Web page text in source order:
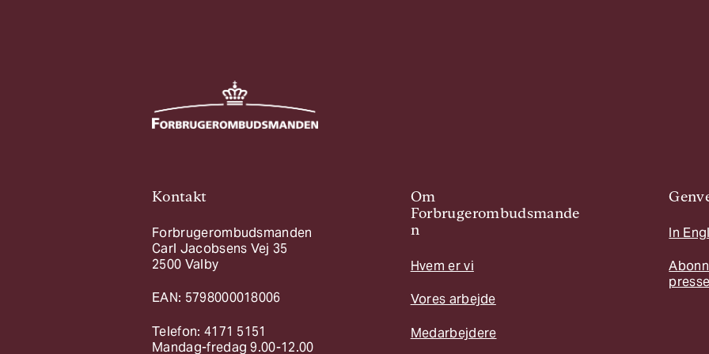
Kontakt
Forbrugerombudsmanden
Carl Jacobsens Vej 35
2500 Valby
EAN: 5798000018006
Telefon: 4171 5151
Mandag-fredag 9.00-12.00
Om
Forbrugerombudsmande
n
Hvem er vi
Vores arbejde
Medarbejdere
In